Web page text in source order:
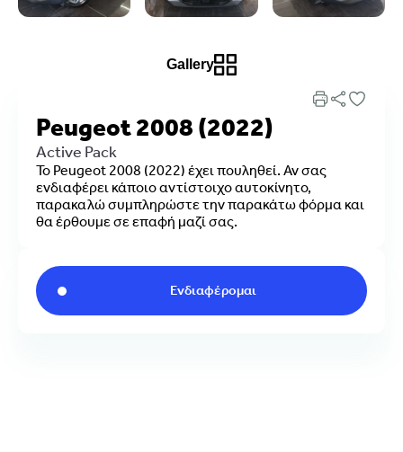
Gallery
Peugeot 2008 (2022)
Active Pack
Το Peugeot 2008 (2022) έχει πουληθεί. Αν σας
ενδιαφέρει κάποιο αντίστοιχο αυτοκίνητο,
παρακαλώ συμπληρώστε την παρακάτω φόρμα και
θα έρθουμε σε επαφή μαζί σας.
Ενδιαφέρομαι